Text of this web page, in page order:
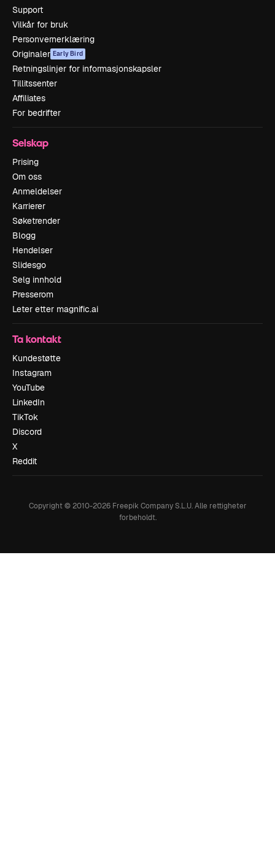
Support
Vilkår for bruk
Personvernerklæring
Originaler Early Bird
Retningslinjer for informasjonskapsler
Tillitssenter
Affiliates
For bedrifter
Selskap
Prising
Om oss
Anmeldelser
Karrierer
Søketrender
Blogg
Hendelser
Slidesgo
Selg innhold
Presserom
Leter etter magnific.ai
Ta kontakt
Kundestøtte
Instagram
YouTube
LinkedIn
TikTok
Discord
X
Reddit
Copyright © 2010-2026Freepik Company S.L.U. Alle rettigheter
forbeholdt.